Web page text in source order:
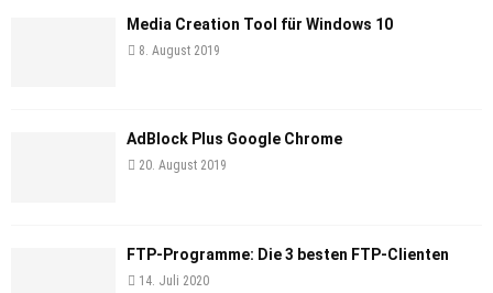
Media Creation Tool für Windows 10
8. August 2019
AdBlock Plus Google Chrome
20. August 2019
FTP-Programme: Die 3 besten FTP-Clienten
14. Juli 2020